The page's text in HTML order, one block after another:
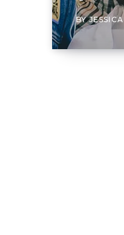
BYJESSICA